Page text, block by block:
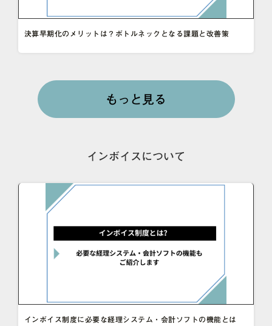
決算早期化のメリットは？ボトルネックとなる課題と改善策
もっと見る
インボイスについて
インボイス制度に必要な経理システム・会計ソフトの機能とは